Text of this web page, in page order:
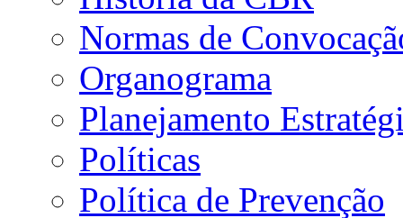
Normas de
Organograma
Planejamento
Políticas
Política de Prevenção